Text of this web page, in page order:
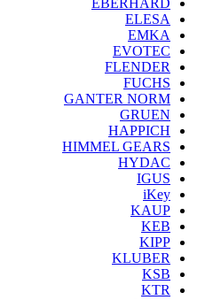
ELESA
EMKA
EVOTEC
FLENDER
FUCHS
GANTER NORM
GRUEN
HAPPICH
HIMMEL GEARS
HYDAC
IGUS
iKey
KAUP
KEB
KIPP
KLUBER
KSB
KTR